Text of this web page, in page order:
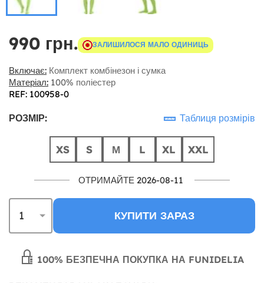
990 грн. ЗАЛИШИЛОСЯ МАЛО ОДИНИЦЬ
Включає: Комплект комбінезон і сумка
Матеріал: 100% поліестер
REF: 100958-0
РОЗМІР: Таблиця розмірів
XS S М L XL XXL
ОТРИМАЙТЕ 2026-08-11
КУПИТИ ЗАРАЗ
100% БЕЗПЕЧНА ПОКУПКА НА FUNIDELIA